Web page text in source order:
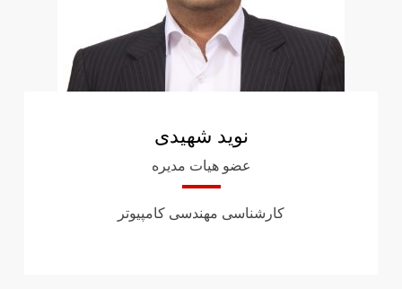
نوید شهیدی
عضو هیات مدیره
کارشناسی مهندسی کامپیوتر